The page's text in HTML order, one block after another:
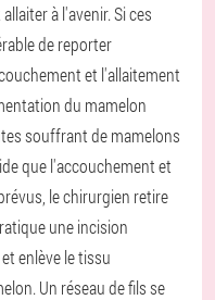
à l'avenir. Si ces
de reporter
et l'allaitement
du mamelon
souffrant de mamelons
que l'accouchement et
le chirurgien retire
une incision
enlève le tissu
Un réseau de fils se